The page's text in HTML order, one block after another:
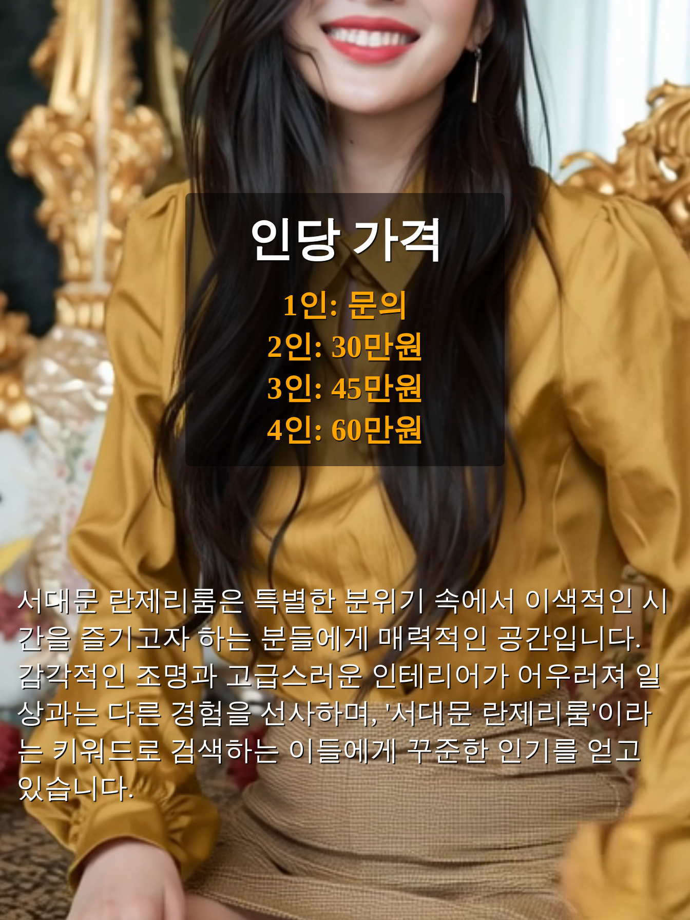
인당 가격
1인: 문의
2인: 30만원
3인: 45만원
4인: 60만원
서대문 란제리룸은 특별한 분위기 속에서 이색적인 시
간을 즐기고자 하는 분들에게 매력적인 공간입니다.
감각적인 조명과 고급스러운 인테리어가 어우러져 일
상과는 다른 경험을 선사하며, '서대문 란제리룸'이라
는 키워드로 검색하는 이들에게 꾸준한 인기를 얻고
있습니다.